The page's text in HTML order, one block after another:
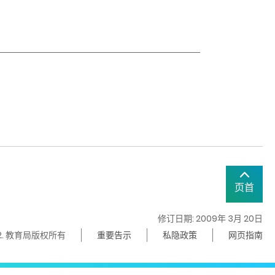
页首
修订日期: 2009年 3月 20日
教育局版权所有
重要告示 私隐政策 网页指南